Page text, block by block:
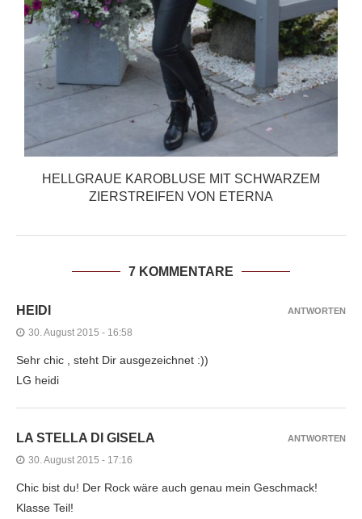
HELLGRAUE KAROBLUSE MIT SCHWARZEM
ZIERSTREIFEN VON ETERNA
7 KOMMENTARE
HEIDI
30. August 2015 - 16:58
Sehr chic , steht Dir ausgezeichnet :))
LG heidi
ANTWORTEN
LA STELLA DI GISELA
30. August 2015 - 17:16
Chic bist du! Der Rock wäre auch genau mein Geschmack!
Klasse Teil!
ANTWORTEN